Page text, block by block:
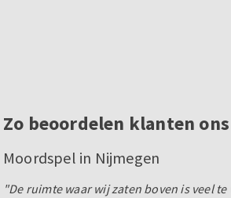
Zo beoordelen klanten ons
Moordspel in Nijmegen
"De ruimte waar wij zaten boven is veel